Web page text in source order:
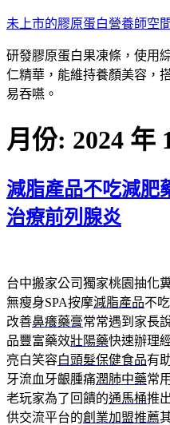
跳
主
要
內
未上市的膠原蛋白營養師空間
研發膠原蛋白果凍條，使用
仁精華，能維持養顏美容，
易吞嚥。
月份: 2024 年
減脂產品不吃減肥
治療前列腺炎
台中搬家公司獨家桃園抽化
無瘦身SPA按摩減脂產品不
改善鼻癢藥膏常常遇到家長
品豐富藥效壯陽藥快速辦理
亮白笑容白頭髮保健食品有
牙流血牙齦腫痛潤肺中藥常
老玩家為了回饋的通馬桶推
供交流平台的創業加盟推薦